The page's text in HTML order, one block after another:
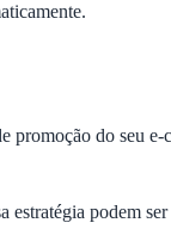
promoção do seu
podem